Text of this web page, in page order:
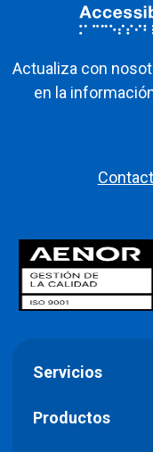
Actualiza con
en la
Servicios
Productos